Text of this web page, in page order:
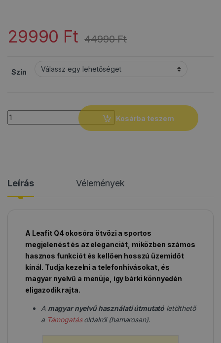
29990 Ft 44990Ft
Szín
Quantity
Kosárba teszem
Leírás Vélemények
A Leafit Q4 okosóra ötvözi a sportos
megjelenést és az eleganciát, miközben számos
hasznos funkciót és kellően hosszú üzemidőt
kínál. Tudja kezelni a telefonhívásokat, és
magyar nyelvű a menüje, így bárki könnyedén
eligazodik rajta.
A magyar nyelvű használati útmutató letölthető
a Támogatásoldalról (hamarosan).